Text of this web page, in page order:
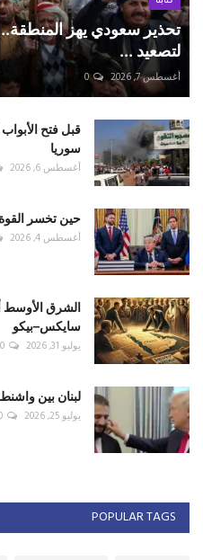
تحذير سعودي يهز المنطقة...
لتصعيد ...
أغسطس 7, 2026 0
قبل فتح
سوريا
أغسطس 6, 2026
حين تخسر
أغسطس 4, 2026
الشرق الأوسط
سايكس–بيكو
يوليو 31, 2026 0
لبنان بين
يوليو 25, 2026
POPULAR TAGS